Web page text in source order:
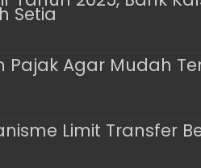
Setia
Pajak Agar Mudah
Limit Transfer